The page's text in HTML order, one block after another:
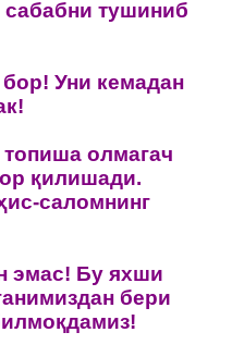
сабабни тушиниб
Уни кемадан
oлмагач
қилишади.
салoмнинг
эмас! Бу яхши
бери